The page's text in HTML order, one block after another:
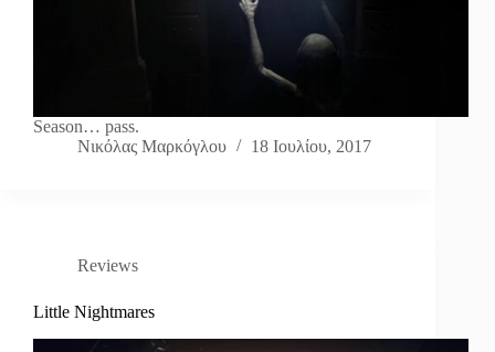
Season… pass.
Νικόλας Μαρκόγλου
18 Ιουλίου, 2017
Reviews
Little Nightmares